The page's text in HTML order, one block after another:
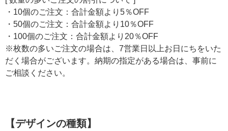
・10個のご注文：合計金額より5％OFF
・50個のご注文：合計金額より10％OFF
・100個のご注文：合計金額より20％OFF
※枚数の多いご注文の場合は、7営業日以上お日にちをいた
だく場合がございます。納期の指定がある場合は、事前に
ご相談ください。
【デザインの種類】